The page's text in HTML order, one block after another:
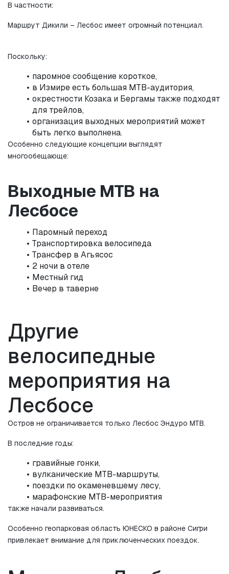
В частности:
Маршрут Дикили – Лесбос имеет огромный потенциал.
Поскольку:
паромное сообщение короткое,
в Измире есть большая MTB-аудитория,
окрестности Козака и Бергамы также подходят
для трейлов,
организация выходных мероприятий может
быть легко выполнена.
Особенно следующие концепции выглядят
многообещающе:
Выходные MTB на
Лесбосе
Паромный переход
Транспортировка велосипеда
Трансфер в Агьясос
2 ночи в отеле
Местный гид
Вечер в таверне
Другие
велосипедные
мероприятия на
Лесбосе
Остров не ограничивается только Лесбос Эндуро MTB.
В последние годы:
гравийные гонки,
вулканические MTB-маршруты,
поездки по окаменевшему лесу,
марафонские MTB-мероприятия
также начали развиваться.
Особенно геопарковая область ЮНЕСКО в районе Сигри
привлекает внимание для приключенческих поездок.